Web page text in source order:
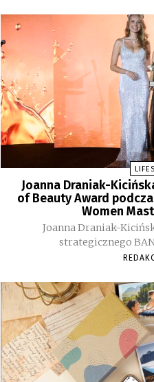
Joanna Draniak-
of Beauty Award
Women
Joanna Draniak-
strategicznego